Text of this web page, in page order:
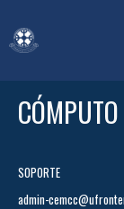
SOPORTE
admin-